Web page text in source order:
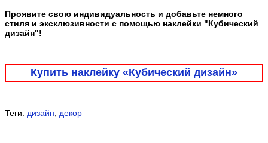
Проявите свою индивидуальность и добавьте немного
стиля и эксклюзивности с помощью наклейки "Кубический
дизайн"!
Купить наклейку «Кубический дизайн»
Теги: дизайн декор